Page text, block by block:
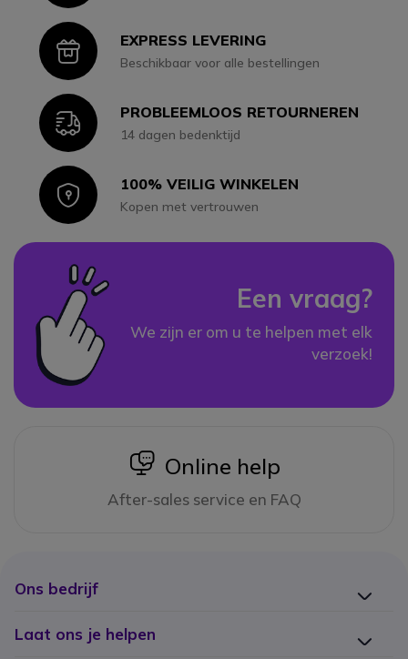
IconEXPRESS LEVERING
Beschikbaar voor alle bestellingen
IconPROBLEEMLOOS RETOURNEREN
14 dagen bedenktijd
Icon100% VEILIG WINKELEN
Kopen met vertrouwen
Een vraag?
We zijn er om u te helpen met elk
verzoek!
icon
Online help
After-sales service en FAQ
Ons bedrijf
Laat ons je helpen